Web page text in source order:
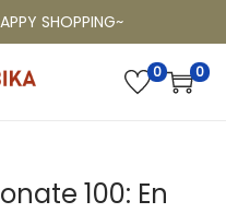
SHOPPING~
0 0
100: En